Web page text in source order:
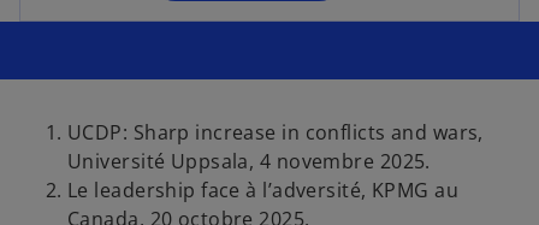
l
o
n
g
UCDP: Sharp increase in conflicts and wars,
Université Uppsala, 4 novembre 2025.
Le leadership face à l’adversité, KPMG au
Canada, 20 octobre 2025.